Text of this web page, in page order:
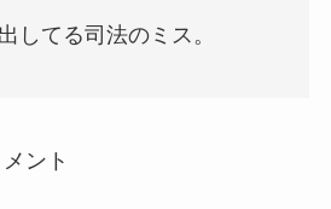
してる司法のミス。
ント